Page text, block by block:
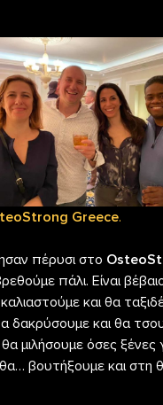
Greece.
πέρυσι στο
πάλι. Είναι
και θα
δακρύσουμε και θα
θα μιλήσουμε όσες
βουτήξουμε και στη